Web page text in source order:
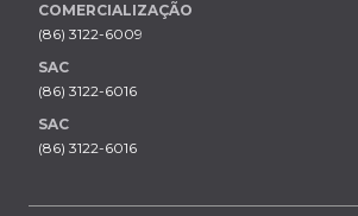
COMERCIALIZAÇÃO
(86) 3122-6009
SAC
(86) 3122-6016
SAC
(86) 3122-6016